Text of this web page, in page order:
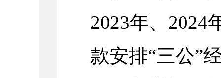
2023年、2024
款安排“三公”